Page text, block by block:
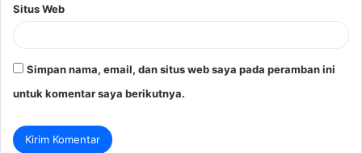
Situs Web
Simpan nama, email, dan situs web saya pada peramban ini
untuk komentar saya berikutnya.